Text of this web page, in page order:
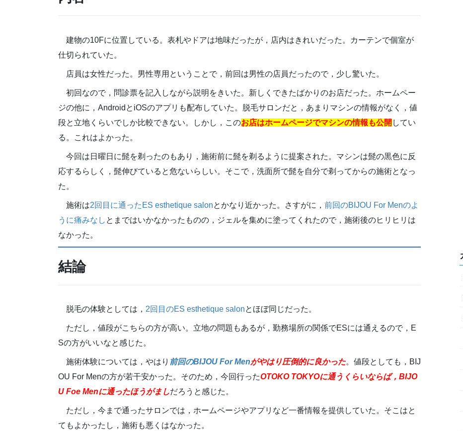
建物の10Fに位置している。表札やドアは地味だったが，店内はきれいだった。カーテンで個室が
仕切られていた。
店員は女性だった。男性専用ということで，前回は男性の店員だったので，少し驚いた。
初回なので，問診票を記入しながら説明をきいた。新しくできたばかりのお店だった。ホームペー
ジの他に，AndroidとiOSのアプリも配布していた。脱毛サロンだと，あまりマシンの情報がなく，値
段と立地くらいでしか比較できない。しかし，このお店はホームページでマシンの情報も公開 してい
る。これはよかった。
今回は日曜日に髭を剃ったのもあり，施術前に髭を剃るように提案された。マシンは髭の黒色に反
応するらしく，髭伸びていると危ないらしい。そこで，洗面所で髭を自分で剃ってからの施術となっ
た。
施術は2回目に通ったES esthetique salonとかなり近かった。さすがに， 前回のBIJOU For Menのよ
うに痛みなし とまではいかなかったものの，ジェルを集めに塗ってくれたので，施術後のヒリヒリは
なかった。
結論
脱毛の体験としては， 2回目のES esthetique salonとほぼ同じだった。
ただし，値段がこちらの方が高い。立地の問題もあるが，勤務場所の関係でESには通えるので，E
Sの方がいいなと感じた。
施術体験については，やはり 前回のBIJOU For Menがやはり圧倒的に良かった。値段としても，BIJ
OU For Menの方が若干安かった。そのため，今回行ったOTOKO TOKYOに通うくらいならば，BIJO
U Foe Menに通ったほうがましだろうと感じた。
ただし，今まで通ったサロンでは，ホームページやアプリなど一番情報を提供していた。そこはと
てもよかったし，施術も悪くはなかった。